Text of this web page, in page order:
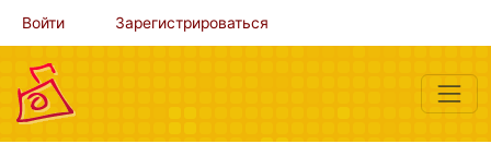
Войти Зарегистрироваться